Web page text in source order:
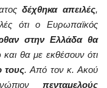
δέχθηκα απειλές,
ότι ο Ευρωπαϊκός
στην Ελλάδα θα
θα με εκθέσουν ότι
τους. Από τον κ. Ακού
πενταμελούς